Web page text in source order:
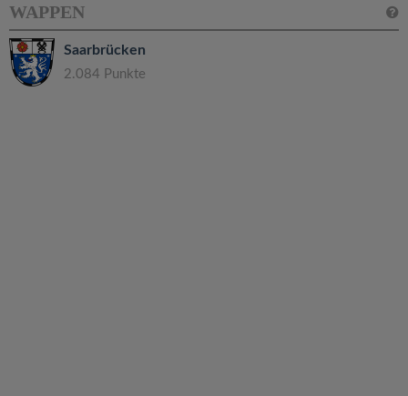
WAPPEN
Saarbrücken
2.084 Punkte